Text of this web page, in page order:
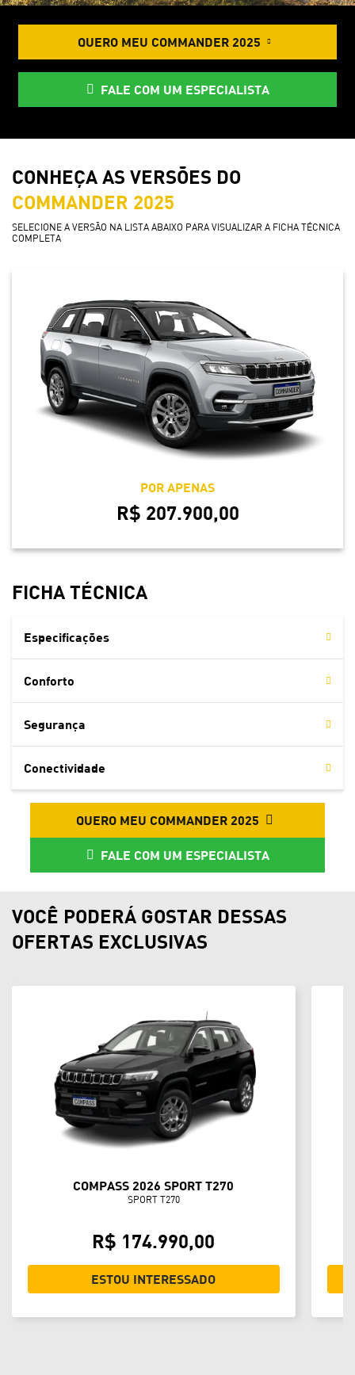
QUERO MEU COMMANDER 2025
FALE COM UM ESPECIALISTA
CONHEÇA AS VERSÕES DO
COMMANDER 2025
SELECIONE A VERSÃO NA LISTA ABAIXO PARA VISUALIZAR A FICHA TÉCNICA
COMPLETA
POR APENAS
R$ 207.900,00
FICHA TÉCNICA
Especificações
Conforto
Segurança
Conectividade
QUERO MEU COMMANDER 2025
FALE COM UM ESPECIALISTA
VOCÊ PODERÁ GOSTAR DESSAS
OFERTAS EXCLUSIVAS
COMPASS 2026 SPORT T270
SPORT T270
R$ 174.990,00
ESTOU INTERESSADO